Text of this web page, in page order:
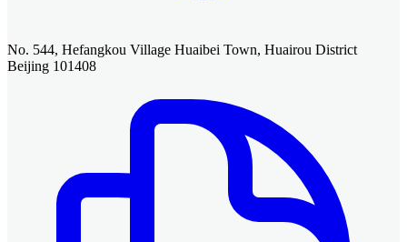
No. 544, Hefangkou Village Huaibei Town, Huairou District
Beijing 101408